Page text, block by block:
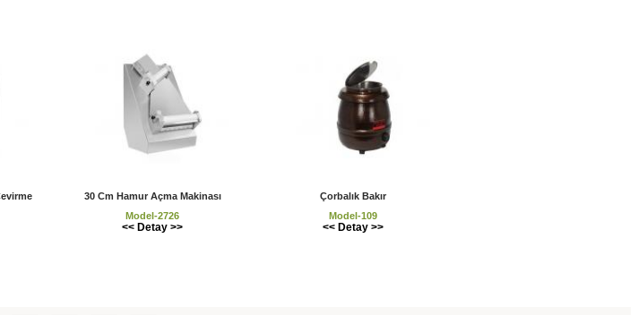
30 Cm Hamur Açma Makinası
Model-2726
<< Detay >>
Çorbalık Bakır
Model-109
<< Detay >>